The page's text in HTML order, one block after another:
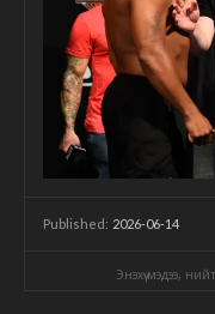
Published: 2026-06-14
Энэхүү мэдээ,